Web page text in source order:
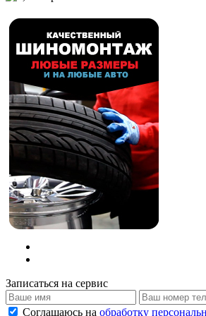
Записаться на сервис
Соглашаюсь на обработку